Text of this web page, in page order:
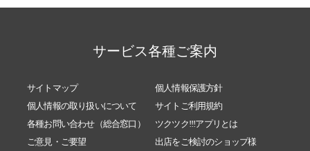
サービス各種ご案内
サイトマップ
個人情報保護方針
個人情報の取り扱いについて
サイトご利用規約
各種お問い合わせ（総合窓口）
ツクツク!!!アプリとは
ご意見・ご要望
出店をご検討のショップ様